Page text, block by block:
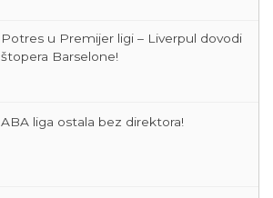
Potres u Premijer ligi – Liverpul dovodi
štopera Barselone!
ABA liga ostala bez direktora!